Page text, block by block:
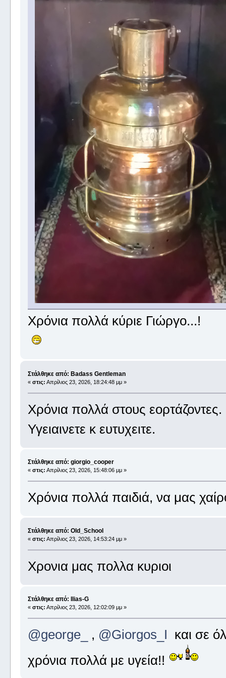
Χρόνια πολλά κύριε Γιώργο...!
Στάλθηκε από: Badass Gentleman
« στις: Απρίλιος 23, 2026, 18:24:48 μμ »
Χρόνια πολλά στους εορτάζοντες.
Υγειαινετε κ ευτυχειτε.
Στάλθηκε από: giorgio_cooper
« στις: Απρίλιος 23, 2026, 15:48:06 μμ »
Χρόνια πολλά παιδιά, να μας
Στάλθηκε από: Old_School
« στις: Απρίλιος 23, 2026, 14:53:24 μμ »
Χρονια μας πολλα κυριοι
Στάλθηκε από: Ilias-G
« στις: Απρίλιος 23, 2026, 12:02:09 μμ »
@george_ , @Giorgos_I και σε
χρόνια πολλά με υγεία!!